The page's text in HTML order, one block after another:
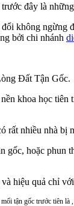
đây là
không ngừng
bởi chi nhánh
Đất Tận Gốc.
khoa học
rất nhiều nhà bị
gốc, hoặc phun
hiệu quả chỉ
tận gốc trước tiên là